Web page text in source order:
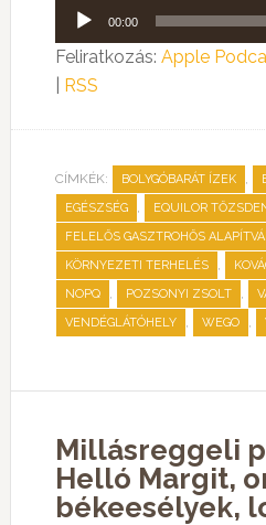
Audió
lejátszó
00:00
Feliratkozás: Apple
RSS
CÍMKÉK: BOLYGÓBARÁT ÍZEK ,
EGÉSZSÉG , EQUILOR
FELELŐS GASZTROHŐS
KÖRNYEZETI TERHELÉS ,
NOPQ , POZSONYI ZSOLT ,
VENDÉGLÁTÓHELY , WEGO ,
Millásreggeli
Helló Margit,
békeesélyek,